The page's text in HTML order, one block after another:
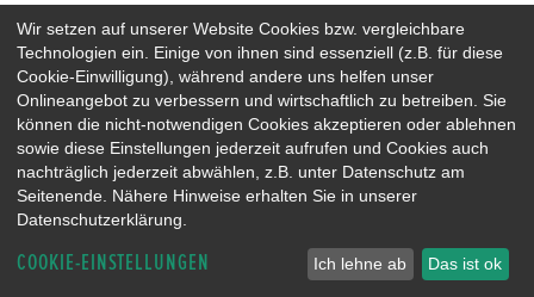
Gesamtbestand
NEUWAGENMODELLE
HONDA JAZZ E:HEV
HONDA CIVIC E:HEV
HONDA PRELUDE E:HEV
HONDA HR-V E:HEV
HONDA ZR-V E:HEV
HONDA CR-V E:HEV & E:PHEV
Wir setzen auf unserer Website Cookies bzw. vergleichbare
Technologien ein. Einige von ihnen sind essenziell (z.B. für diese
Cookie-Einwilligung), während andere uns helfen unser
Onlineangebot zu verbessern und wirtschaftlich zu betreiben. Sie
können die nicht-notwendigen Cookies akzeptieren oder ablehnen
sowie diese Einstellungen jederzeit aufrufen und Cookies auch
nachträglich jederzeit abwählen, z.B. unter Datenschutz am
Seitenende. Nähere Hinweise erhalten Sie in unserer
Datenschutzerklärung.
COOKIE-EINSTELLUNGEN Ich lehne ab Das ist ok